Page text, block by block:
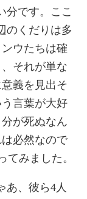
分です。ここ
のくだりは多
ウたちは確
それが単な
義を見出そ
言葉が大好
が死ぬなん
必然なので
てみました。
あ、彼ら4人